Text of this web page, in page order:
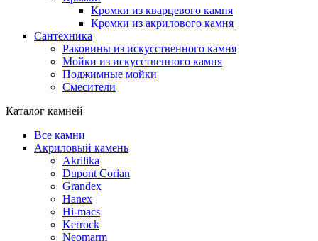
Кромки из кварцевого камня
Кромки из акрилового камня
Сантехника
Раковины из искусственного камня
Мойки из искусственного камня
Поджимные мойки
Смесители
Каталог камней
Все камни
Акриловый камень
Akrilika
Dupont Corian
Grandex
Hanex
Hi-macs
Kerrock
Neomarm